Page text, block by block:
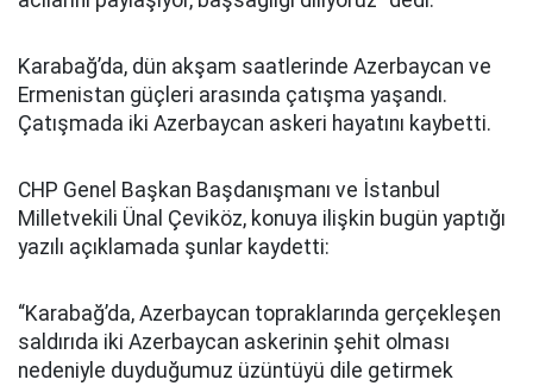
Karabağ’da, dün akşam saatlerinde Azerbaycan ve
Ermenistan güçleri arasında çatışma yaşandı.
Çatışmada iki Azerbaycan askeri hayatını kaybetti.
CHP Genel Başkan Başdanışmanı ve İstanbul
Milletvekili Ünal Çeviköz, konuya ilişkin bugün yaptığı
yazılı açıklamada şunlar kaydetti:
“Karabağ’da, Azerbaycan topraklarında gerçekleşen
saldırıda iki Azerbaycan askerinin şehit olması
nedeniyle duyduğumuz üzüntüyü dile getirmek